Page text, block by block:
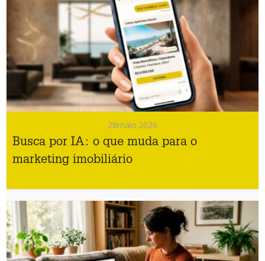
28maio.2026
Busca por IA: o que muda para o
marketing imobiliário